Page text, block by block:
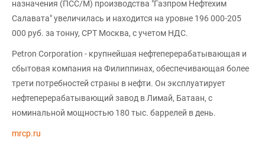
назначения (ПСС/М) производства "Газпром Нефтехим
Салавата" увеличилась и находится на уровне 196 000-205
000 руб. за тонну, CPT Москва, с учетом НДС.
Petron Corporation - крупнейшая нефтеперерабатывающая и
сбытовая компания на Филиппинах, обеспечивающая более
трети потребностей страны в нефти. Он эксплуатирует
нефтеперерабатывающий завод в Лимай, Батаан, с
номинальной мощностью 180 тыс. баррелей в день.
mrcp.ru